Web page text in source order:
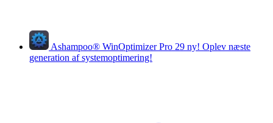
Ashampoo® WinOptimizer Pro 29 ny! Oplev næste
generation af systemoptimering!